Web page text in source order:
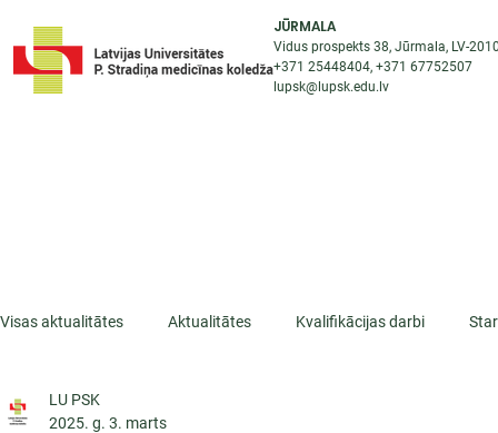
JŪRMALA
Vidus prospekts 38, Jūrmala, LV-
+371 25448404, +371 67752507
lupsk@lupsk.edu.lv
Visas aktualitātes Aktualitātes Kvalifikācijas darbi
ESF projekti
LU PSK
2025. g. 3. marts